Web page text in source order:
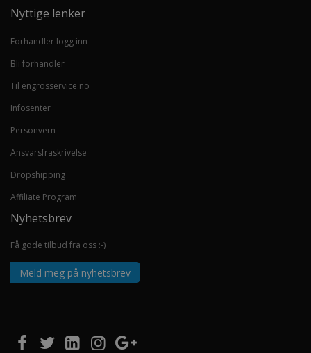
Nyttige lenker
Forhandler logg inn
Bli forhandler
Til engrosservice.no
Infosenter
Personvern
Ansvarsfraskrivelse
Dropshipping
Affiliate Program
Nyhetsbrev
Få gode tilbud fra oss :-)
Meld meg på nyhetsbrev